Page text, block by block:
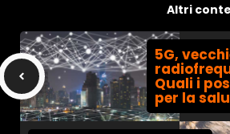
Altri
5G,
Quali i
per la